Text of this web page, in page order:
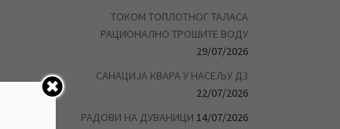
ТОКОМ ТОПЛОТНОГ ТАЛАСА
РАЦИОНАЛНО ТРОШИТЕ ВОДУ
29/07/2026
САНАЦИЈА КВАРА У НАСЕЉУ Д3
22/07/2026
РАДОВИ НА ДУВАНИЦИ 14/07/2026